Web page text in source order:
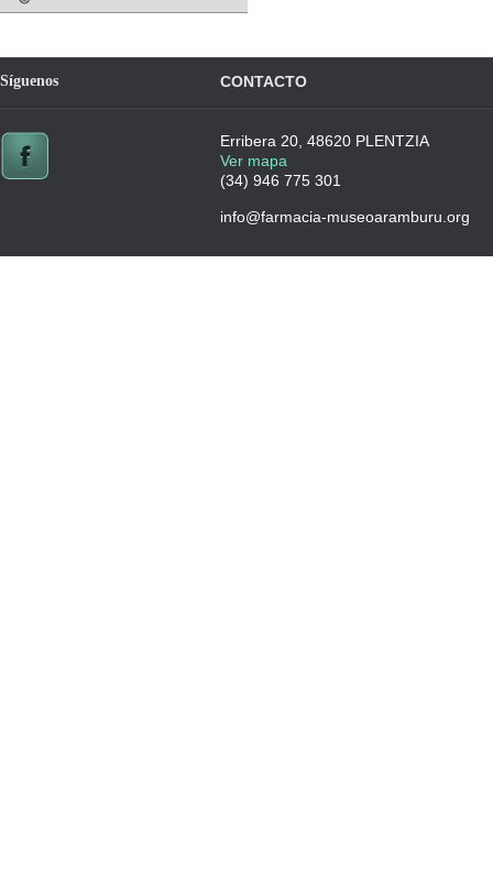
Síguenos CONTACTO
Erribera 20, 48620 PLENTZIA
Ver mapa
(34) 946 775 301
info@farmacia-museoaramburu.org